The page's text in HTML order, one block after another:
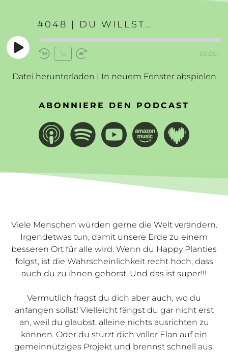
#048 | DU WILLST DIE WELT VERÄNDERN?
Play
EpisodeRewind
Seconds
1x
30
00:00 /
Datei herunterladen | In neuem Fenster abspielen
ABONNIERE DEN PODCAST
Viele Menschen würden gerne die Welt verändern.
Irgendetwas tun, damit unsere Erde zu einem
besseren Ort für alle wird. Wenn du Happy Planties
folgst, ist die Wahrscheinlichkeit recht hoch, dass
auch du zu ihnen gehörst. Und das ist super!!!
Vermutlich fragst du dich aber auch, wo du
anfangen sollst! Vielleicht fängst du gar nicht erst
an, weil du glaubst, alleine nichts ausrichten zu
können. Oder du stürzt dich voller Elan auf ein
gemeinnütziges Projekt und brennst schnell aus,